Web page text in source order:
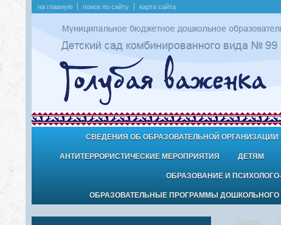
на главную поиск по сайту карта сайта
СВЕДЕНИЯ ОБ ОБРАЗОВАТЕЛЬНОЙ ОРГАНИЗАЦИИ
АНТИТЕРРОРИСТИЧЕСКИЕ МЕРОПРИЯТИЯ ДЕТЯМ
ОБРАЗОВАНИЕ И
ОБРАЗОВАТЕЛЬНЫЕ ПРОГРАММЫ
Главная →